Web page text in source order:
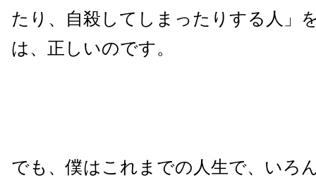
たり、自殺してしまったりする人」
は、正しいのです。
でも、僕はこれまでの人生で、いろ